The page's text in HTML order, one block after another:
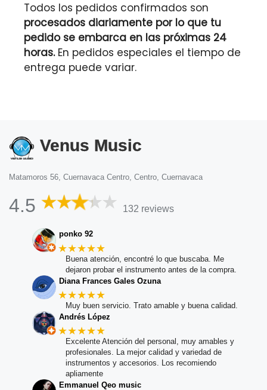
Todos los pedidos confirmados son
procesados diariamente por lo que tu
pedido se embarca en las próximas 24
horas.En pedidos especiales el tiempo de
entrega puede variar.
Venus Music
Matamoros 56, Cuernavaca Centro, Centro, Cuernavaca
4.5 132 reviews
ponko 92
★★★★★
Buena atención, encontré lo que buscaba. Me
dejaron probar el instrumento antes de la compra.
Diana Frances Gales Ozuna
★★★★★
Muy buen servicio. Trato amable y buena calidad.
Andrés López
★★★★★
Excelente Atención del personal, muy amables y
profesionales. La mejor calidad y variedad de
instrumentos y accesorios. Los recomiendo
apliamente
Emmanuel Qeo music